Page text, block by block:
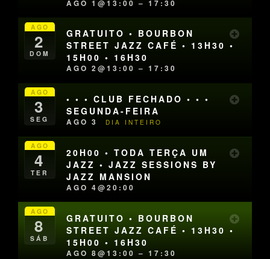
AGO 1@13:00 – 17:30
AGO
2
DOM
GRATUITO • BOURBON
STREET JAZZ CAFÉ • 13H30 •
15H00 • 16H30
AGO 2@13:00 – 17:30
AGO
3
SEG
• • • CLUB FECHADO • • •
SEGUNDA-FEIRA
AGO 3 DIA INTEIRO
AGO
4
TER
20H00 • TODA TERÇA UM
JAZZ • JAZZ SESSIONS BY
JAZZ MANSION
AGO 4@20:00
AGO
8
SÁB
GRATUITO • BOURBON
STREET JAZZ CAFÉ • 13H30 •
15H00 • 16H30
AGO 8@13:00 – 17:30